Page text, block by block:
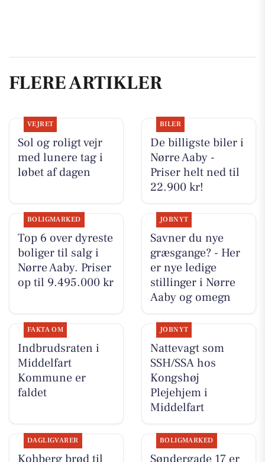
FLERE ARTIKLER
VEJRET
Sol og roligt vejr
med lunere tag i
løbet af dagen
BILER
De billigste biler i
Nørre Aaby -
Priser helt ned til
22.900 kr!
BOLIGMARKED
Top 6 over dyreste
boliger til salg i
Nørre Aaby. Priser
op til 9.495.000 kr
JOBNYT
Savner du nye
græsgange? - Her
er nye ledige
stillinger i Nørre
Aaby og omegn
FAKTA OM
Indbrudsraten i
Middelfart
Kommune er
faldet
JOBNYT
Nattevagt som
SSH/SSA hos
Kongshøj
Plejehjem i
Middelfart
DAGLIGVARER
Kohberg brød til
BOLIGMARKED
Søndergade 17 er